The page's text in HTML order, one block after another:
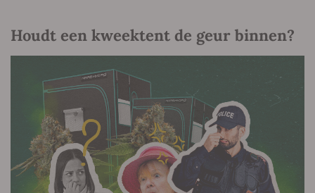
Houdt een kweektent de geur binnen?